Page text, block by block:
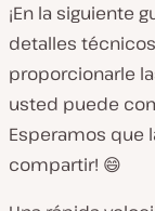
¡En la siguiente
detalles
proporcionarle
usted puede
Esperamos que
compartir! 😄